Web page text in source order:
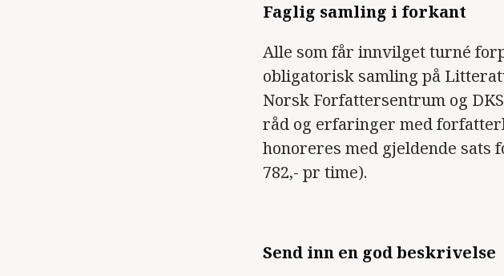
Faglig samling i forkant
Alle som får innvilget turné
obligatorisk samling på
Norsk Forfattersentrum og
råd og erfaringer med
honoreres med gjeldende
782,- pr time).
Send inn en god beskrivelse